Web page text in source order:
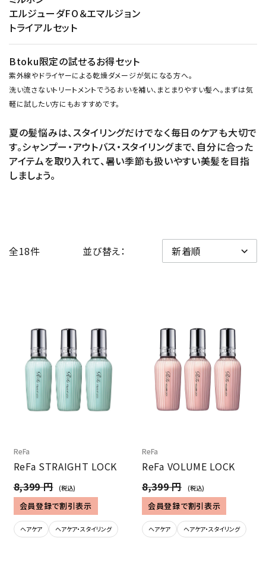
エルジューダFO＆エマルジョン
トライアルセット
Btoku限定の試せるお得セット
紫外線やドライヤーによる乾燥ダメージが気になる方へ。
洗い流さないトリートメントでうるおいを補い、まとまりやすい髪へ。まずは気
軽に試したい方にもおすすめです。
夏の髪悩みは、スタイリングだけでなく毎日のケアも大切で
す。シャンプー・アウトバス・スタイリングまで、自分に合った
アイテムを取り入れて、暑い季節も扱いやすい美髪を目指
しましょう。
全18件 並び替え：
ReFa
ReFa STRAIGHT LOCK
8,399 円
(税込)
会員登録で割引表示
ヘアケア ヘアケア・スタイリング
ReFa
ReFa VOLUME LOCK
8,399 円
(税込)
会員登録で割引表示
ヘアケア ヘアケア・スタイリング